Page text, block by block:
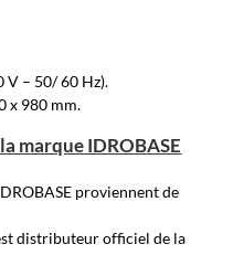
V – 50/ 60 Hz).
x 980 mm.
marque IDROBASE
proviennent de
distributeur officiel de la